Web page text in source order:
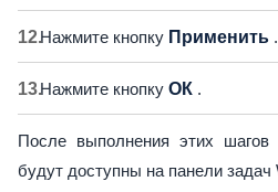
Нажмите кнопку Применить .
Нажмите кнопку ОК .
После выполнения этих
будут доступны на панели задач